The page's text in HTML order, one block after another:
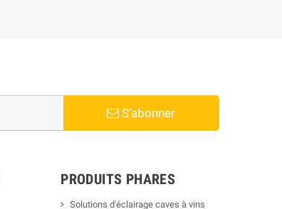
S’abonner
PRODUITS PHARES
Solutions d'éclairage caves à vins